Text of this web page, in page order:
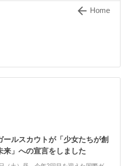
 Home
ールスカウトが「少女たちが創
来」への宣言をしました